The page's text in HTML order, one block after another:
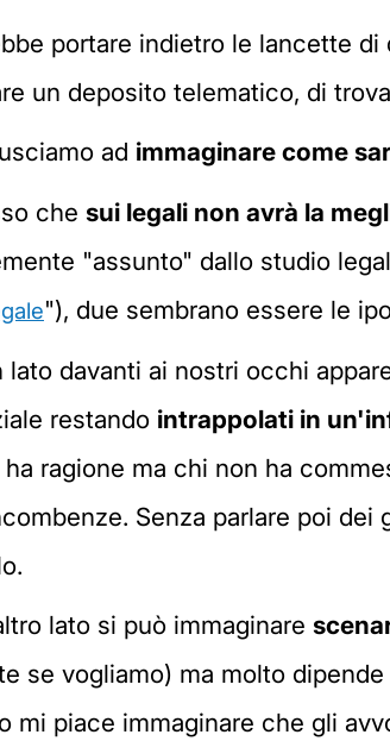
portare indietro le lancette
un deposito telematico, di
ad immaginare come
che sui legali non avrà la
"assunto" dallo studio
"), due sembrano essere le
lato davanti ai nostri occhi
restando intrappolati in
ragione ma chi non ha
Senza parlare poi dei
lato si può immaginare
se vogliamo) ma molto
mi piace immaginare che gli